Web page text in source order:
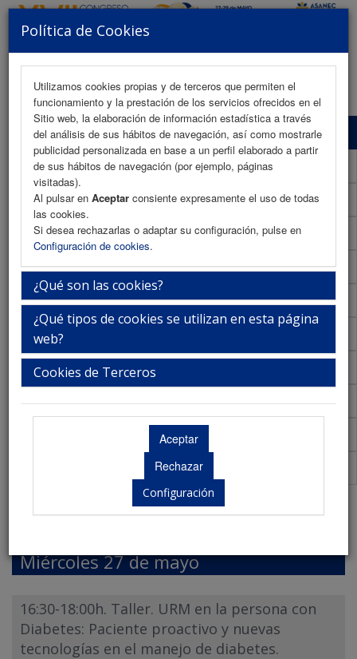
Política de Cookies
Utilizamos cookies propias y de terceros que permiten el
funcionamiento y la prestación de los servicios ofrecidos en el
Sitio web, la elaboración de información estadística a través
del análisis de sus hábitos de navegación, así como mostrarle
publicidad personalizada en base a un perfil elaborado a partir
de sus hábitos de navegación (por ejemplo, páginas
visitadas).
Al pulsar en Aceptar consiente expresamente el uso de todas
las cookies.
Si desea rechazarlas o adaptar su configuración, pulse en
Configuración de cookies.
¿Qué son las cookies?
¿Qué tipos de cookies se utilizan en esta página
web?
Cookies de Terceros
Configuración
MENU
Programa Científico
Programa Científico (PDF)
Cronograma Programa Científico
Normativa comunicaciones
Envío de comunicaciones
Descargar normativa
Plantilla
Talleres
Aula Virtual de Comunicaciones
Programa Científico
Miércoles 27 de mayo
16:30-18:00h. Taller. URM en la persona con
Diabetes: Paciente proactivo y nuevas
tecnologías en el manejo de diabetes.